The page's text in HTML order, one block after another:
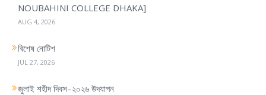
NOUBAHINI COLLEGE DHAKA]
AUG 4, 2026
বিশেষ নোটিশ
JUL 27, 2026
জুলাই শহীদ দিবস–২০২৬ উদযাপন